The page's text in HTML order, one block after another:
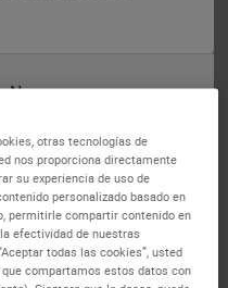
No
Systems
otras tecnologías de
nos proporciona directamente
su experiencia de uso de
personalizado basado en
permitirle compartir contenido en
efectividad de nuestras
todas las cookies”, usted
compartamos estos datos con